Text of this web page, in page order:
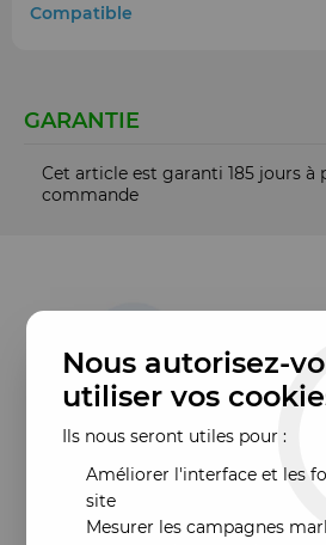
Compatible
GARANTIE
Cet article est garanti 185 jours à
commande
Nous autorisez-
utiliser vos
Ils nous seront utiles pour :
Améliorer l'interface et les
site
Mesurer les campagnes